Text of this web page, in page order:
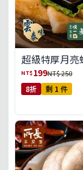
超級特厚月亮
NT$ 199NT$ 250
8折 剩 1 件